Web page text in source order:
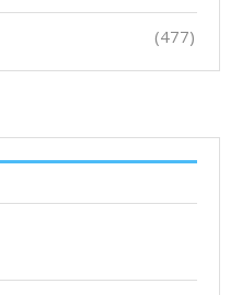
(477)